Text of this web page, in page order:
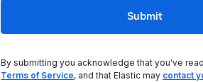
Submit
By submitting you acknowledge that you've
Terms of Service, and that Elastic may contact